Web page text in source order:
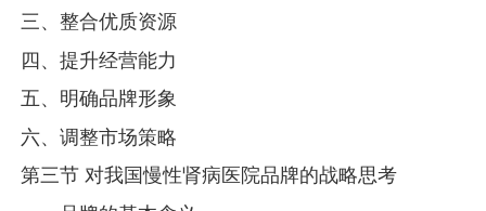
三、整合优质资源
四、提升经营能力
五、明确品牌形象
六、调整市场策略
第三节 对我国慢性肾病医院品牌的战略思考